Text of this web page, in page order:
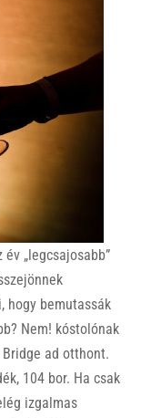
év „legcsajosabb”
hogy bemutassák
Nem! kóstolónak
ad otthont.
104 bor. Ha csak
izgalmas